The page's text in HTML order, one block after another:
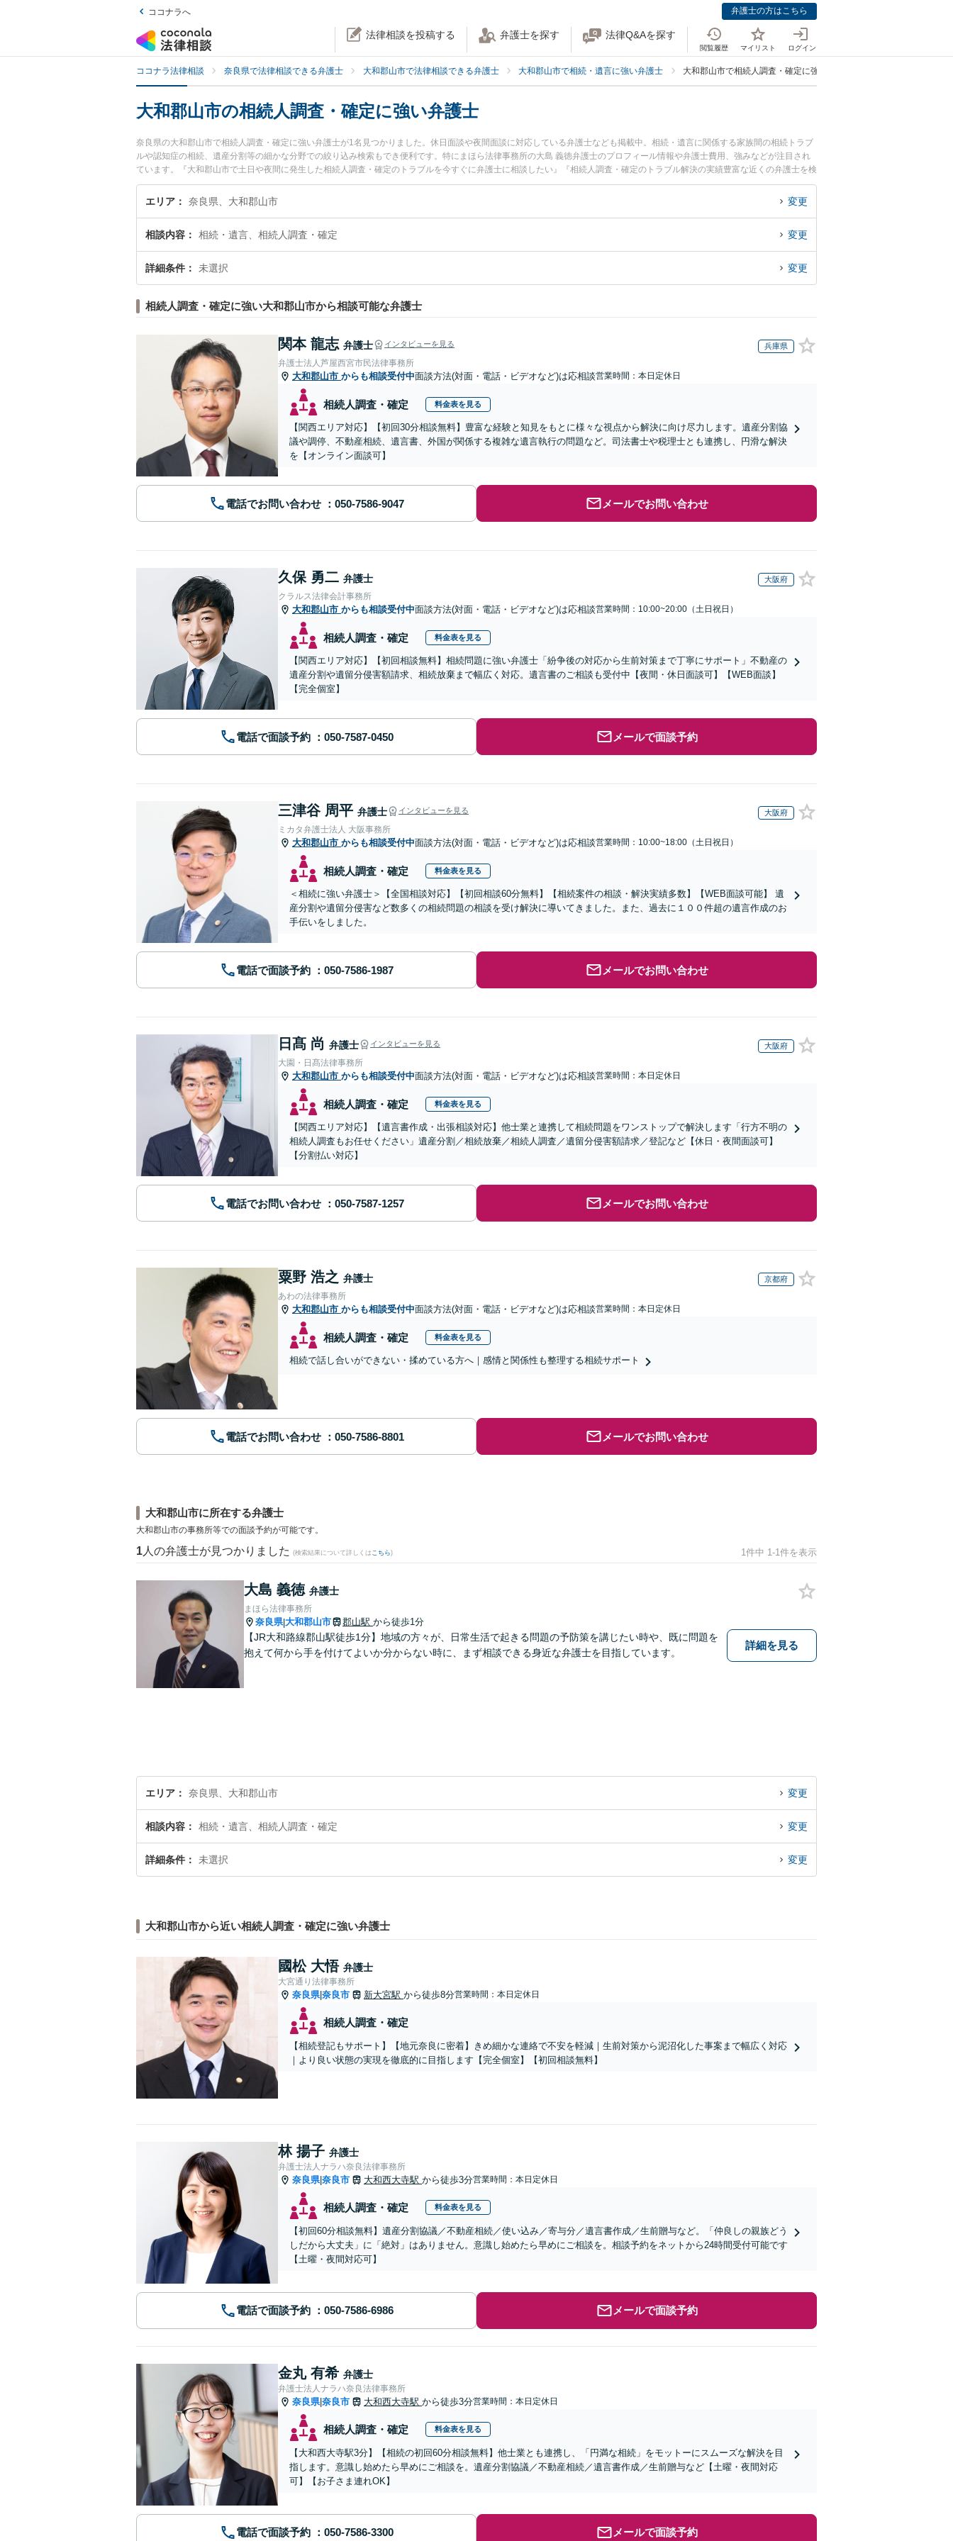
ココナラへ 弁護士の方はこちら
法律相談を投稿する 弁護士を探す 法律Q&Aを探す
閲覧履歴 マイリスト ログイン
ココナラ法律相談 奈良県で法律相談できる弁護士 大和郡山市で法律相談できる弁護士 大和郡山市で相続・遺言に強い弁護士 大和郡山市で相続人調査・確定に強い弁護士
大和郡山市の相続人調査・確定に強い弁護士
奈良県の大和郡山市で相続人調査・確定に強い弁護士が1名見つかりました。休日面談や夜間面談に対応している弁護士なども掲載中。相続・遺言に関係する家族間の相続トラブ
ルや認知症の相続、遺産分割等の細かな分野での絞り込み検索もでき便利です。特にまほら法律事務所の大島 義徳弁護士のプロフィール情報や弁護士費用、強みなどが注目され
ています。『大和郡山市で土日や夜間に発生した相続人調査・確定のトラブルを今すぐに弁護士に相談したい』『相続人調査・確定のトラブル解決の実績豊富な近くの弁護士を検
索したい』『初回相談無料で相続人調査・確定を法律相談できる大和郡山市内の弁護士に相談予約したい』などでお困りの相談者さんにおすすめです。
エリア 奈良県、大和郡山市 変更
相談内容 相続・遺言、相続人調査・確定 変更
詳細条件 未選択 変更
相続人調査・確定に強い大和郡山市から相談可能な弁護士
関本 龍志 弁護士 インタビューを見る 兵庫県
弁護士法人芦屋西宮市民法律事務所
大和郡山市 からも相談受付中面談方法(対面・電話・ビデオなど)は応相談営業時間：本日定休日
相続人調査・確定 料金表を見る
【関西エリア対応】【初回30分相談無料】豊富な経験と知見をもとに様々な視点から解決に向け尽力します。遺産分割協
議や調停、不動産相続、遺言書、外国が関係する複雑な遺言執行の問題など。司法書士や税理士とも連携し、円滑な解決
を【オンライン面談可】
電話でお問い合わせ メールでお問い合わせ
久保 勇二 弁護士 大阪府
クラルス法律会計事務所
大和郡山市 からも相談受付中面談方法(対面・電話・ビデオなど)は応相談営業時間：10:00~20:00（土日祝日）
相続人調査・確定 料金表を見る
【関西エリア対応】【初回相談無料】相続問題に強い弁護士「紛争後の対応から生前対策まで丁寧にサポート」不動産の
遺産分割や遺留分侵害額請求、相続放棄まで幅広く対応。遺言書のご相談も受付中【夜間・休日面談可】【WEB面談】
【完全個室】
電話で面談予約 メールで面談予約
三津谷 周平 弁護士 インタビューを見る 大阪府
ミカタ弁護士法人 大阪事務所
大和郡山市 からも相談受付中面談方法(対面・電話・ビデオなど)は応相談営業時間：10:00~18:00（土日祝日）
相続人調査・確定 料金表を見る
＜相続に強い弁護士＞【全国相談対応】【初回相談60分無料】【相続案件の相談・解決実績多数】【WEB面談可能】 遺
産分割や遺留分侵害など数多くの相続問題の相談を受け解決に導いてきました。また、過去に１００件超の遺言作成のお
手伝いをしました。
電話で面談予約 メールでお問い合わせ
日髙 尚 弁護士 インタビューを見る 大阪府
大園・日髙法律事務所
大和郡山市 からも相談受付中面談方法(対面・電話・ビデオなど)は応相談営業時間：本日定休日
相続人調査・確定 料金表を見る
【関西エリア対応】【遺言書作成・出張相談対応】他士業と連携して相続問題をワンストップで解決します「行方不明の
相続人調査もお任せください」遺産分割／相続放棄／相続人調査／遺留分侵害額請求／登記など【休日・夜間面談可】
【分割払い対応】
電話でお問い合わせ メールでお問い合わせ
粟野 浩之 弁護士 京都府
あわの法律事務所
大和郡山市 からも相談受付中面談方法(対面・電話・ビデオなど)は応相談営業時間：本日定休日
相続人調査・確定 料金表を見る
相続で話し合いができない・揉めている方へ｜感情と関係性も整理する相続サポート
電話でお問い合わせ メールでお問い合わせ
大和郡山市に所在する弁護士
大和郡山市の事務所等での面談予約が可能です。
1 人の弁護士が見つかりました (検索結果について詳しくは こちら) 1件中 1-1件を表示
大島 義徳 弁護士
まほら法律事務所
奈良県|大和郡山市 郡山駅 から徒歩1分
【JR大和路線郡山駅徒歩1分】地域の方々が、日常生活で起きる問題の予防策を講じたい時や、既に問題を
抱えて何から手を付けてよいか分からない時に、まず相談できる身近な弁護士を目指しています。
詳細を見る
エリア 奈良県、大和郡山市 変更
相談内容 相続・遺言、相続人調査・確定 変更
詳細条件 未選択 変更
大和郡山市から近い相続人調査・確定に強い弁護士
國松 大悟 弁護士
大宮通り法律事務所
奈良県|奈良市 新大宮駅 から徒歩8分営業時間：本日定休日
相続人調査・確定
【相続登記もサポート】【地元奈良に密着】きめ細かな連絡で不安を軽減｜生前対策から泥沼化した事案まで幅広く対応
｜より良い状態の実現を徹底的に目指します【完全個室】【初回相談無料】
林 揚子 弁護士
弁護士法人ナラハ奈良法律事務所
奈良県|奈良市 大和西大寺駅 から徒歩3分営業時間：本日定休日
相続人調査・確定 料金表を見る
【初回60分相談無料】遺産分割協議／不動産相続／使い込み／寄与分／遺言書作成／生前贈与など。「仲良しの親族どう
しだから大丈夫」に「絶対」はありません。意識し始めたら早めにご相談を。相談予約をネットから24時間受付可能です
【土曜・夜間対応可】
電話で面談予約 メールで面談予約
金丸 有希 弁護士
弁護士法人ナラハ奈良法律事務所
奈良県|奈良市 大和西大寺駅 から徒歩3分営業時間：本日定休日
相続人調査・確定 料金表を見る
【大和西大寺駅3分】【相続の初回60分相談無料】他士業とも連携し、「円満な相続」をモットーにスムーズな解決を目
指します。意識し始めたら早めにご相談を。遺産分割協議／不動産相続／遺言書作成／生前贈与など【土曜・夜間対応
可】【お子さま連れOK】
電話で面談予約 メールで面談予約